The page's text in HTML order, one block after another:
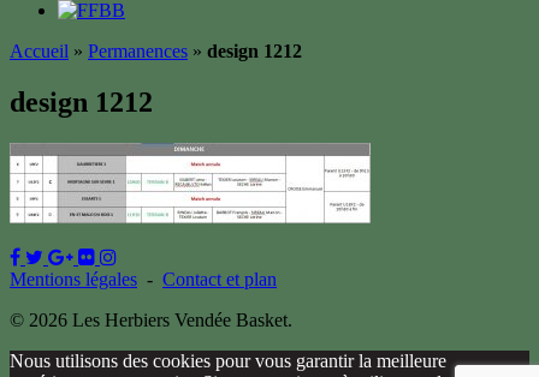
Accueil » Permanences » design 1212
design 1212
Mentions légales - Contact et plan
© 2026 Les Herbiers Vendée Basket.
Nous utilisons des cookies pour vous garantir la meilleure